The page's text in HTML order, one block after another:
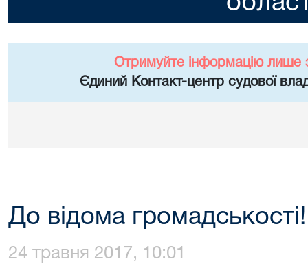
Отримуйте інформацію лише
Єдиний Контакт-центр судової
До відома громадськості!
24 травня 2017, 10:01